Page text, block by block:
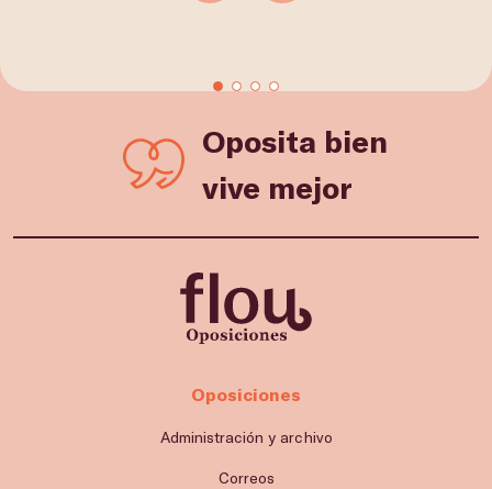
Oposita bien
vive mejor
Oposiciones
Administración y archivo
Correos